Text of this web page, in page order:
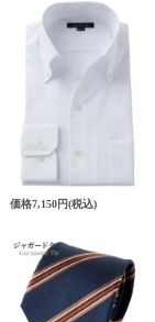
価格7,150円(税込)